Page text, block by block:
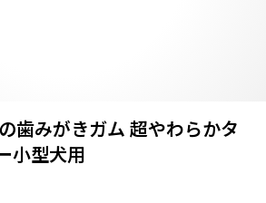
歯みがきガム 超やわらかタ
小型犬用